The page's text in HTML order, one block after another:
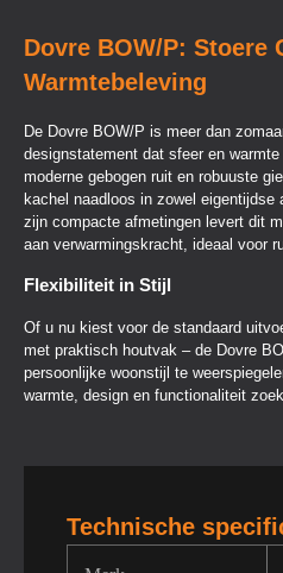
Dovre BOW/P: Stoere
Warmtebeleving
De Dovre BOW/P is meer dan
designstatement dat sfeer en
moderne gebogen ruit en robuuste
kachel naadloos in zowel
zijn compacte afmetingen levert dit
aan verwarmingskracht, ideaal voor
Flexibiliteit in Stijl
Of u nu kiest voor de standaard
met praktisch houtvak – de Dovre
persoonlijke woonstijl te
warmte, design en functionaliteit
Technische